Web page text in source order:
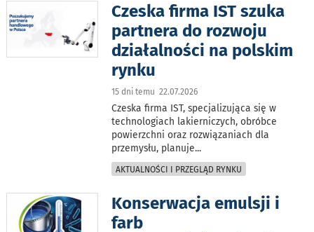
Czeska firma IST szuka
partnera do rozwoju
działalności na polskim
rynku
15 dni temu 22.07.2026
Czeska firma IST, specjalizująca się w
technologiach lakierniczych, obróbce
powierzchni oraz rozwiązaniach dla
przemysłu, planuje...
AKTUALNOŚCI I PRZEGLĄD RYNKU
Konserwacja emulsji i
farb